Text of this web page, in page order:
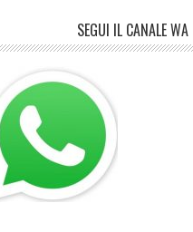
SEGUI IL CANALE WA